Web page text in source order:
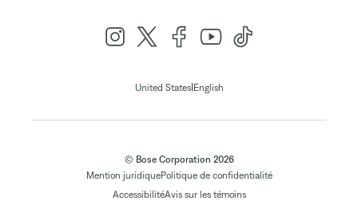
United States|English
© Bose Corporation 2026
Mention juridiquePolitique de confidentialité
AccessibilitéAvis sur les témoins